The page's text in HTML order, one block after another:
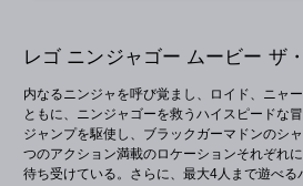
レゴ ニンジャゴー ムービー ザ
内なるニンジャを呼び覚まし、ロイド、ニャ
ともに、ニンジャゴーを救うハイスピードな
ジャンプを駆使し、ブラックガーマドンのシ
つのアクション満載のロケーションそれぞれ
待ち受けている。さらに、最大4人まで遊べる